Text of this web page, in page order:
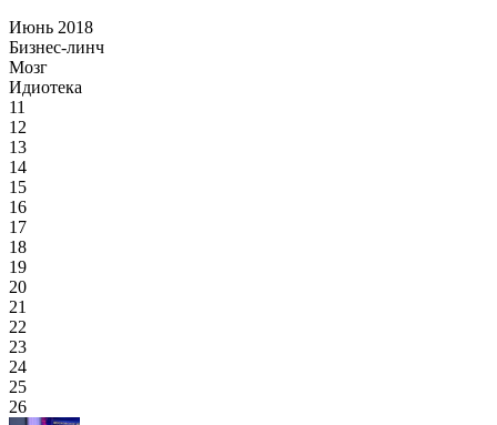
Июнь 2018
Бизнес-линч
Мозг
Идиотека
11
12
13
14
15
16
17
18
19
20
21
22
23
24
25
26